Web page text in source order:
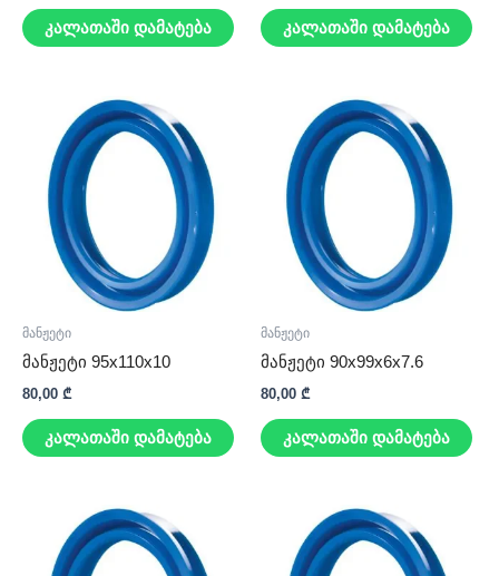
კალათაში დამატება კალათაში დამატება
მანჟეტი
მანჟეტი 95x110x10
80,00 ₾
კალათაში დამატება
მანჟეტი
მანჟეტი 90x99x6x7.6
80,00 ₾
კალათაში დამატება